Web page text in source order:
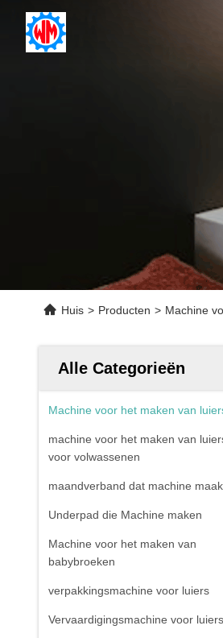
Huis > Producten > Machine
Alle Categorieën
Machine voor het maken van
machine voor het maken van
voor volwassenen
maandverband dat machine
Underpad die Machine maken
Machine voor het maken van
babybroeken
verpakkingsmachine voor luiers
Vervaardigingsmachine voor luiers